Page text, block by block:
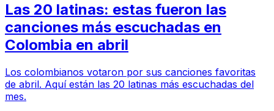
Las 20 latinas: estas fueron las
canciones más escuchadas en
Colombia en abril
Los colombianos votaron por sus canciones favoritas
de abril. Aquí están las 20 latinas más escuchadas del
mes.